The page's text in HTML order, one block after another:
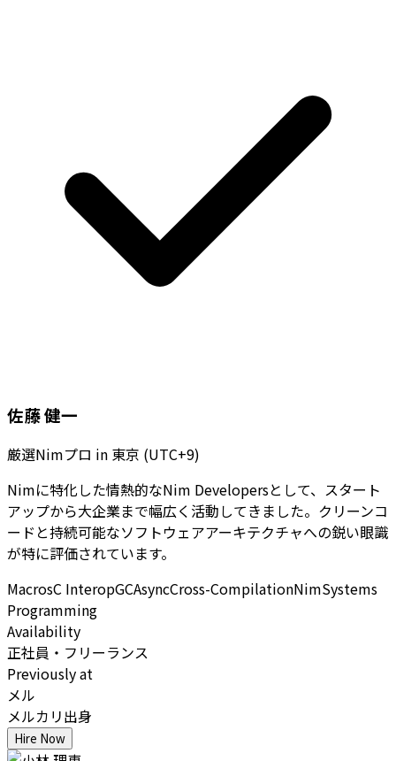
佐藤 健一
厳選Nimプロ in 東京 (UTC+9)
Nimに特化した情熱的なNim Developersとして、スタート
アップから大企業まで幅広く活動してきました。クリーンコ
ードと持続可能なソフトウェアアーキテクチャへの鋭い眼識
が特に評価されています。
MacrosC InteropGCAsyncCross-CompilationNimSystems
Programming
Availability
正社員・フリーランス
Previously at
メル
メルカリ出身
Hire Now